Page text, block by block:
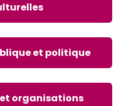
et politique
organisations